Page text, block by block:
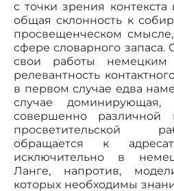
с точки зрения
общая склонность к
просвещенческом
сфере словарного запаса.
свои работы немецким
релевантность
в первом случае едва
случае доминирующая,
совершенно различной
просветительской
обращается к
исключительно в
Ланге, напротив,
которых необходимы